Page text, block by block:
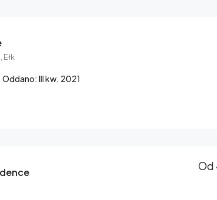
Ełk
Oddano: III kw. 2021
Od